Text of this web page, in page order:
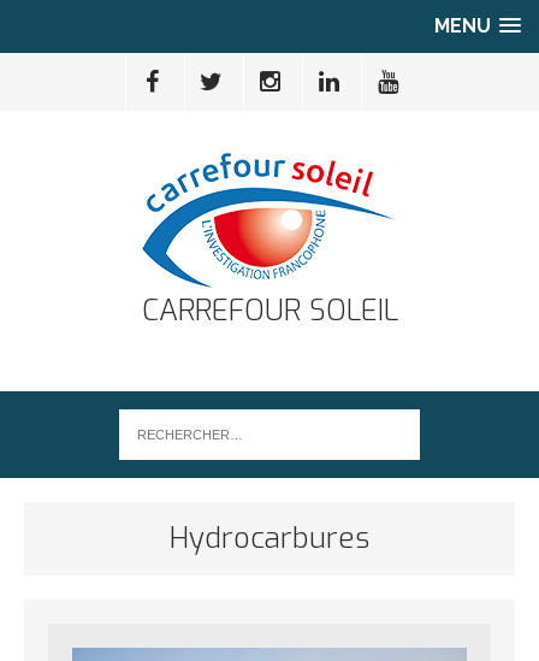
MENU
CARREFOUR SOLEIL
Hydrocarbures